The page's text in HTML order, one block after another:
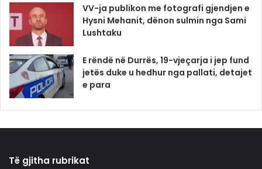
VV-ja publikon me fotografi gjendjen e
Hysni Mehanit, dënon sulmin nga Sami
Lushtaku
E rëndë në Durrës, 19-vjeçarja i jep fund
jetës duke u hedhur nga pallati, detajet
e para
Të gjitha rubrikat